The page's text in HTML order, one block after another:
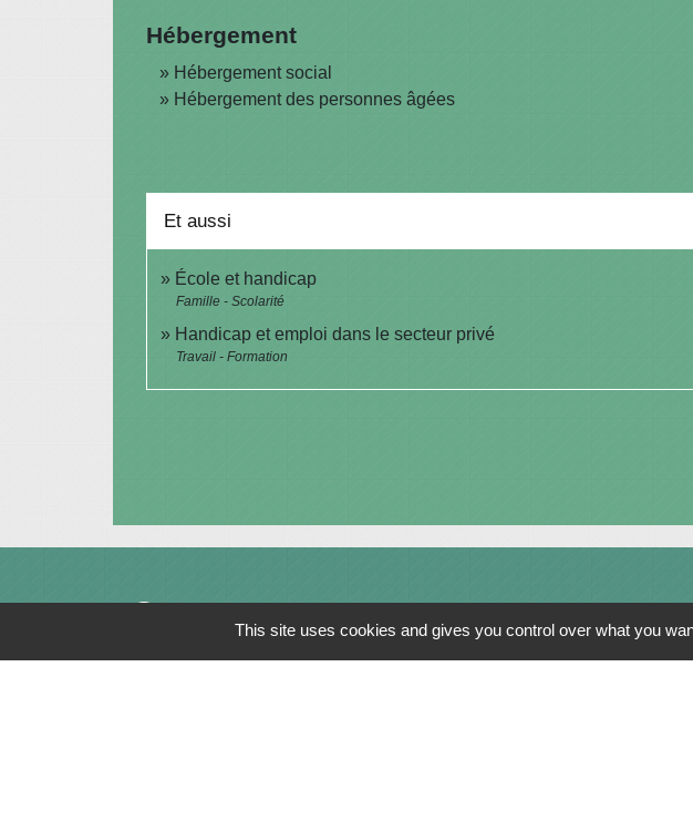
Hébergement
Hébergement social
Hébergement des personnes âgées
Et aussi
École et handicap
Famille - Scolarité
Handicap et emploi dans le secteur privé
Travail - Formation
ContactsThis site uses cookies and gives you control over what you